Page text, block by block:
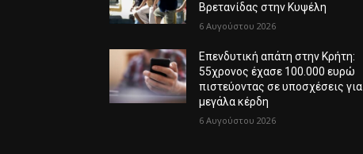
Βρετανίδας στην Κυψέλη
6 Αυγούστου 2026
Επενδυτική απάτη στην Κρήτη:
55χρονος έχασε 100.000 ευρώ
πιστεύοντας σε υποσχέσεις για
μεγάλα κέρδη
6 Αυγούστου 2026